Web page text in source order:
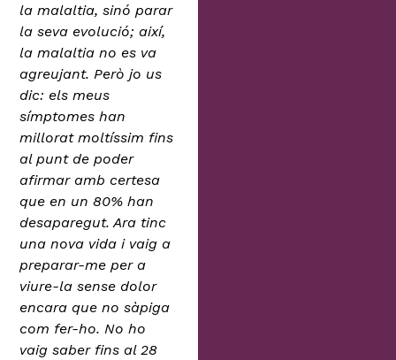
la malaltia, sinó parar
la seva evolució; així,
la malaltia no es va
agreujant. Però jo us
dic: els meus
símptomes han
millorat moltíssim fins
al punt de poder
afirmar amb certesa
que en un 80% han
desaparegut. Ara tinc
una nova vida i vaig a
preparar-me per a
viure-la sense dolor
encara que no sàpiga
com fer-ho. No ho
vaig saber fins al 28